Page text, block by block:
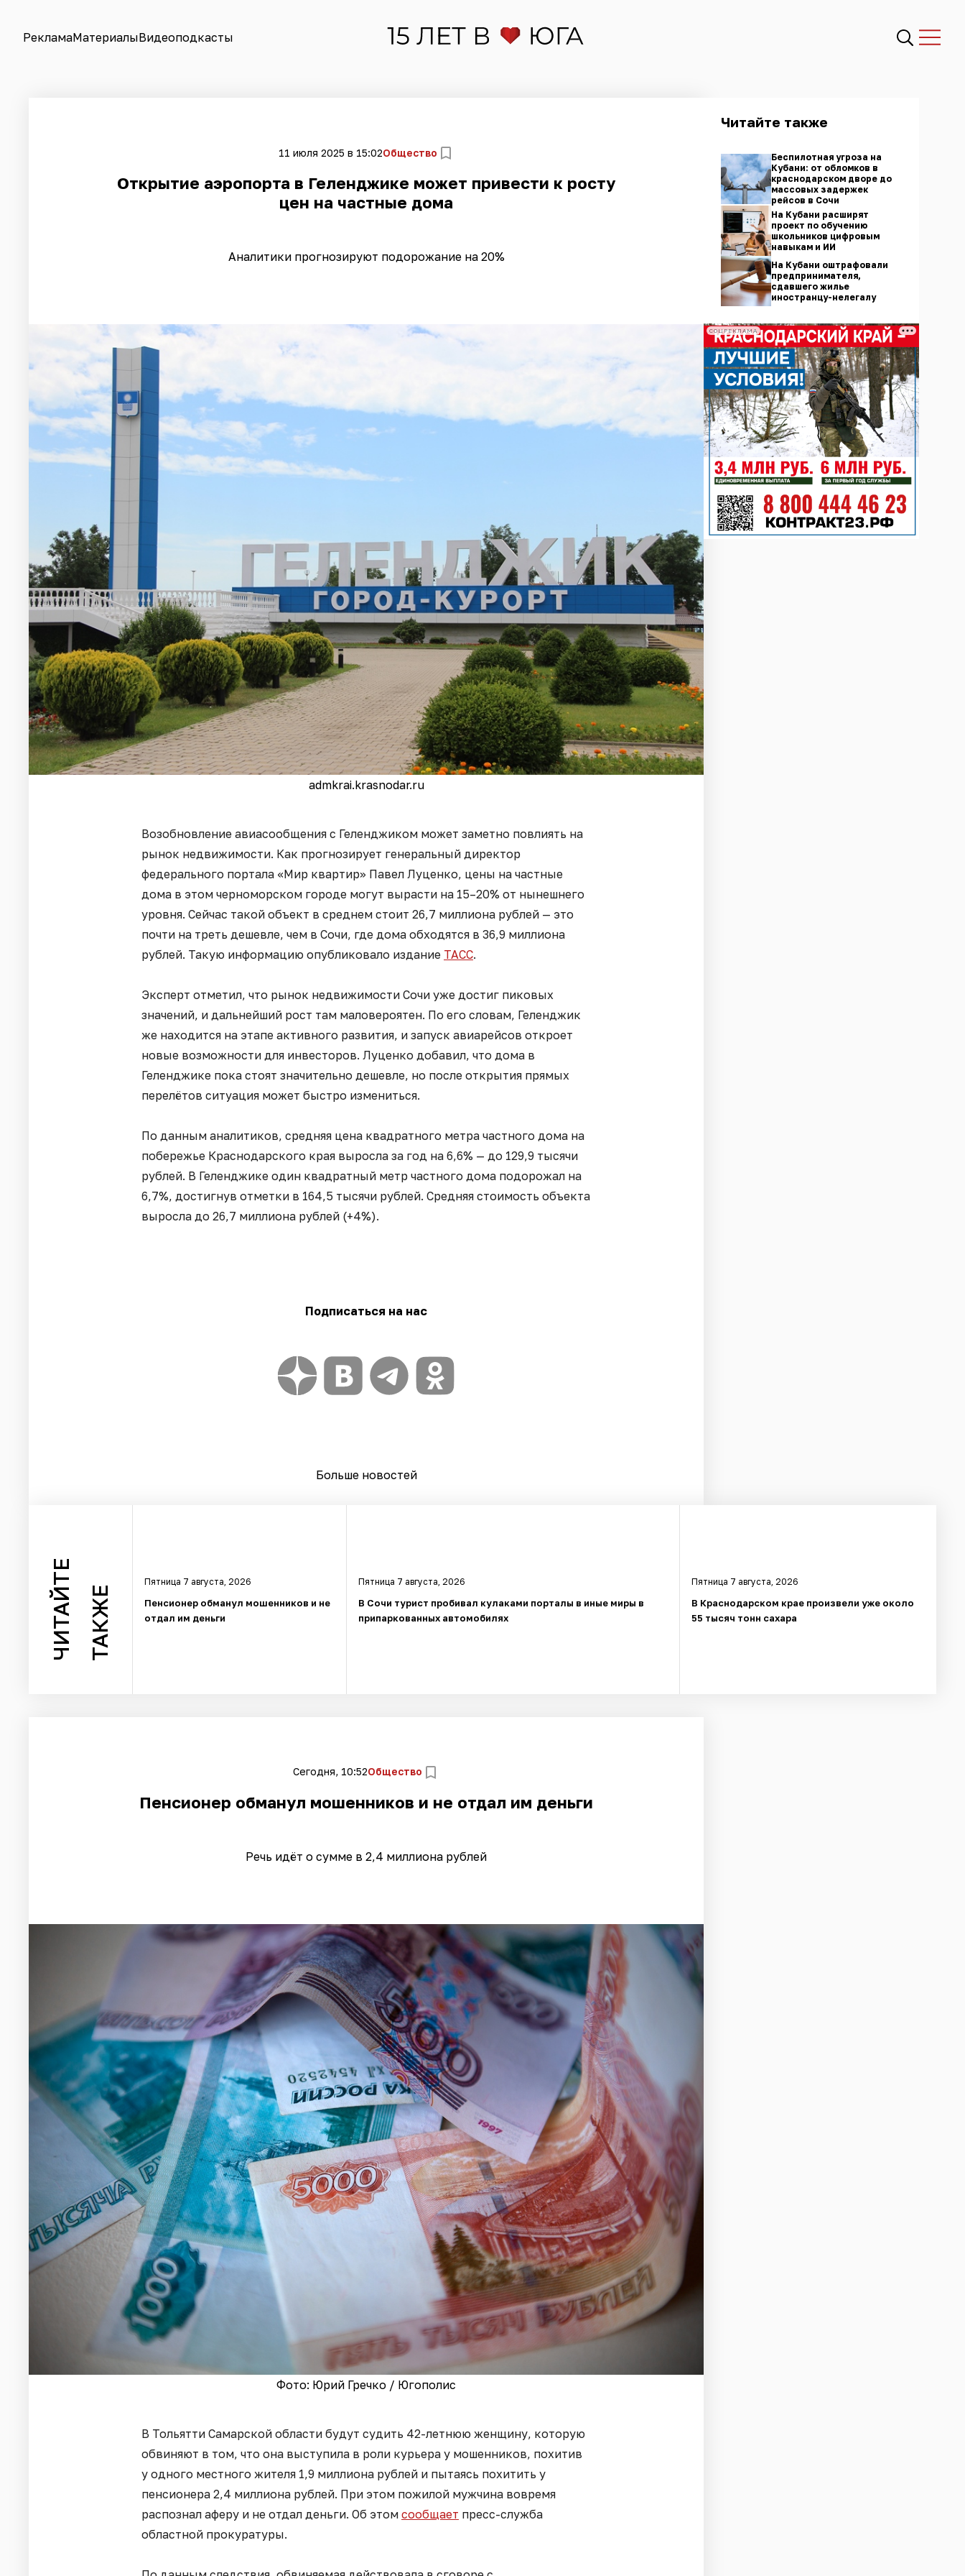
РекламаМатериалыВидеоподкасты
11 июля 2025 в 15:02Общество
Открытие аэропорта в Геленджике может привести к росту
цен на частные дома
Аналитики прогнозируют подорожание на 20%
admkrai.krasnodar.ru
Возобновление авиасообщения с Геленджиком может заметно повлиять на
рынок недвижимости. Как прогнозирует генеральный директор
федерального портала «Мир квартир» Павел Луценко, цены на частные
дома в этом черноморском городе могут вырасти на 15–20% от нынешнего
уровня. Сейчас такой объект в среднем стоит 26,7 миллиона рублей — это
почти на треть дешевле, чем в Сочи, где дома обходятся в 36,9 миллиона
рублей. Такую информацию опубликовало издание ТАСС.
Эксперт отметил, что рынок недвижимости Сочи уже достиг пиковых
значений, и дальнейший рост там маловероятен. По его словам, Геленджик
же находится на этапе активного развития, и запуск авиарейсов откроет
новые возможности для инвесторов. Луценко добавил, что дома в
Геленджике пока стоят значительно дешевле, но после открытия прямых
перелётов ситуация может быстро измениться.
По данным аналитиков, средняя цена квадратного метра частного дома на
побережье Краснодарского края выросла за год на 6,6% — до 129,9 тысячи
рублей. В Геленджике один квадратный метр частного дома подорожал на
6,7%, достигнув отметки в 164,5 тысячи рублей. Средняя стоимость объекта
выросла до 26,7 миллиона рублей (+4%).
Подписаться на нас
Больше новостей
Читайте также
Беспилотная угроза на
Кубани: от обломков в
краснодарском дворе до
массовых задержек
рейсов в Сочи
На Кубани расширят
проект по обучению
школьников цифровым
навыкам и ИИ
На Кубани оштрафовали
предпринимателя,
сдавшего жилье
иностранцу-нелегалу
СОЦРЕКЛАМА
ЧИТАЙТЕ ТАКЖЕ
Пятница 7 августа, 2026
Пенсионер обманул мошенников и не
отдал им деньги
Пятница 7 августа, 2026
В Сочи турист пробивал кулаками порталы в иные миры в
припаркованных автомобилях
Пятница 7 августа, 2026
В Краснодарском крае произвели уже около
55 тысяч тонн сахара
Сегодня, 10:52Общество
Пенсионер обманул мошенников и не отдал им деньги
Речь идёт о сумме в 2,4 миллиона рублей
Фото: Юрий Гречко / Югополис
В Тольятти Самарской области будут судить 42-летнюю женщину, которую
обвиняют в том, что она выступила в роли курьера у мошенников, похитив
у одного местного жителя 1,9 миллиона рублей и пытаясь похитить у
пенсионера 2,4 миллиона рублей. При этом пожилой мужчина вовремя
распознал аферу и не отдал деньги. Об этом сообщает пресс-служба
областной прокуратуры.